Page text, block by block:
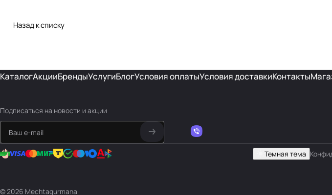
Назад к списку
КаталогАкцииБрендыУслугиБлогУсловия оплатыУсловия доставкиКонтакты
Подписаться на новости и акции
Темная тема
© 2026 Mechtagurmana